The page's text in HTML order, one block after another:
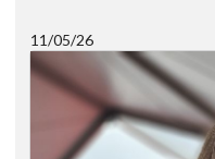
11/05/26